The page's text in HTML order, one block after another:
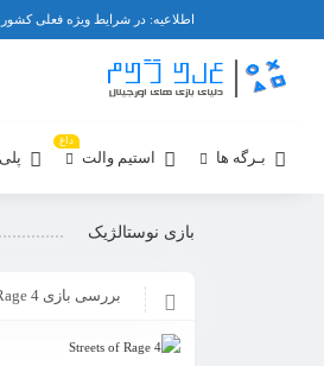
اطلاعیه: در شرایط ویژه فعلی کشور سفارشات
بـرگه ها استیم والت
داغ
بازی نوستالژیک
بررسی بازی Streets of Rage 4 بازگشت به خیابان‌های خشم با طعم نوستالژی و هیجان